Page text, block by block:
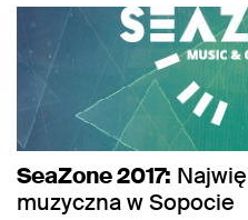
SeaZone 2017:
muzyczna w Sopocie